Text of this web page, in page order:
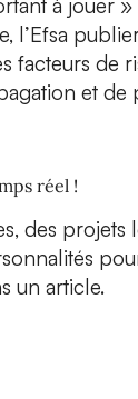
à jouer »
l’Efsa
facteurs de
et de
réel !
des projets
un article.